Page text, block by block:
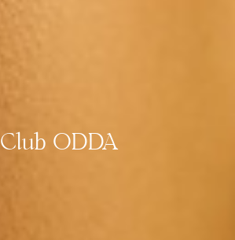
Club ODDA